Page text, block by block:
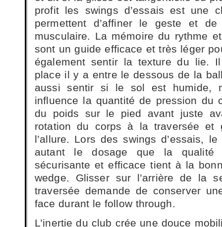
profit les swings d’essais est une
permettent d’affiner le geste et
musculaire. La mémoire du rythme
sont un guide efficace et très léger
également sentir la texture du lie.
place il y a entre le dessous de la
aussi sentir si le sol est humide,
influence la quantité de pression du
du poids sur le pied avant juste
rotation du corps à la traversée et
l’allure. Lors des swings d’essais,
autant le dosage que la qualité
sécurisante et efficace tient à la
wedge. Glisser sur l’arrière de la
traversée demande de conserver
face durant le follow through.
L’inertie du club crée une douce